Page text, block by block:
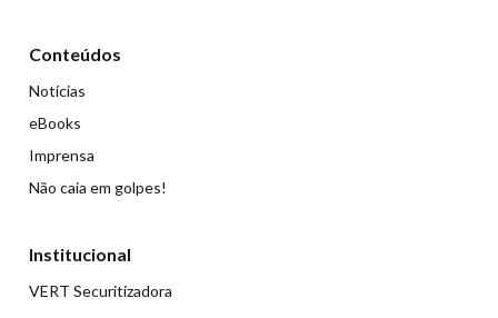
Conteúdos
Notícias
eBooks
Imprensa
Não caia em golpes!
Institucional
VERT Securitizadora